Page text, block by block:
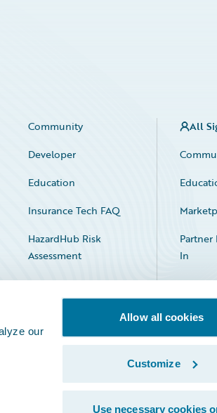
our
Allow all cookies
Customize
Use necessary cookies
Community
Developer
Education
Insurance Tech FAQ
HazardHub Risk
Assessment
All
Partner
In